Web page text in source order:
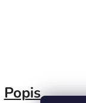
Popis